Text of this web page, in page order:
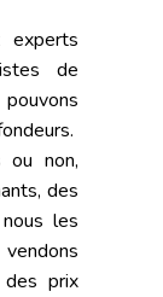
experts
de
ou non,
des
les
des prix